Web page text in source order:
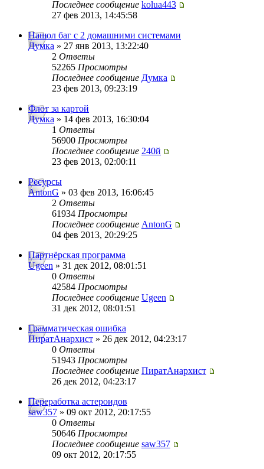
Последнее сообщение kolua443
27 фев 2013, 14:45:58
Нашол баг с 2 домашними системами
Думка » 27 янв 2013, 13:22:40
2 Ответы
52265 Просмотры
Последнее сообщение Думка
23 фев 2013, 09:23:19
Флот за картой
Думка » 14 фев 2013, 16:30:04
1 Ответы
56900 Просмотры
Последнее сообщение 240й
23 фев 2013, 02:00:11
Ресурсы
AntonG » 03 фев 2013, 16:06:45
2 Ответы
61934 Просмотры
Последнее сообщение AntonG
04 фев 2013, 20:29:25
Партнёрская программа
Ugeen » 31 дек 2012, 08:01:51
0 Ответы
42584 Просмотры
Последнее сообщение Ugeen
31 дек 2012, 08:01:51
Грамматическая ошибка
ПиратАнархист » 26 дек 2012, 04:23:17
0 Ответы
51943 Просмотры
Последнее сообщение ПиратАнархист
26 дек 2012, 04:23:17
Переработка астероидов
saw357 » 09 окт 2012, 20:17:55
0 Ответы
50646 Просмотры
Последнее сообщение saw357
09 окт 2012, 20:17:55